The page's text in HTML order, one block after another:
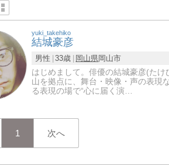
yuki_takehiko
結城豪彦
男性 33歳 岡山県岡山市
はじめまして。俳優の結城豪彦(たけ
山を拠点に、舞台・映像・声の表現
る表現の場で“心に届く演…
1 次へ